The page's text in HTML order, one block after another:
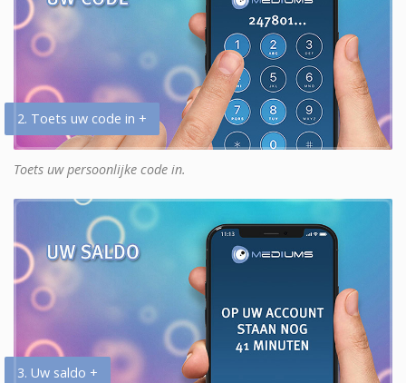
2. Toets uw code in +
Toets uw persoonlijke code in.
3. Uw saldo +